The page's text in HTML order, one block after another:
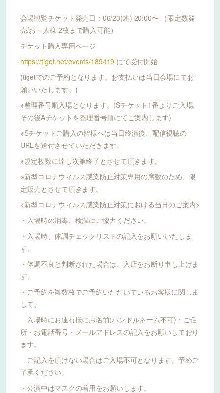
会場観覧チケット発売日：06/23(木) 20:00〜 （限定数発
売/お一人様 2枚まで購入可能）
チケット購入専用ページ
https://tiget.net/events/189419 にて受付開始
(tigetでのご予約となります。お支払いは当日会場にてお
願いいたします。)
※整理番号順入場となります。(Sチケット1番よりご入場,
その後Aチケットを整理番号順にてご案内します)
※Sチケットご購入の皆様へは当日終演後、配信視聴の
URLを送付させていただきます。
※規定枚数に達し次第終了とさせて頂きます。
※新型コロナウィルス感染防止対策専用の席数のため、限
定販売とさせて頂きます。
<新型コロナウィルス感染防止対策における当日のご案内>
・入場時の消毒、検温にご協力ください。
・入場時、体調チェックリストの記入をお願いいたしま
す。
・体調不良と判断された場合は、入店をお断り申し上げま
す。
・ご予約を複数枚でご予約いただいているお客様に関しま
して、
入場時にお連れ様にお名前(ハンドルネーム不可)・ご住
所・お電話番号・メールアドレスの記入をお願いしており
ます。
ご記入を頂けない場合はご入場不可となります。予めご
了承ください。
・公演中はマスクの着用をお願いします。